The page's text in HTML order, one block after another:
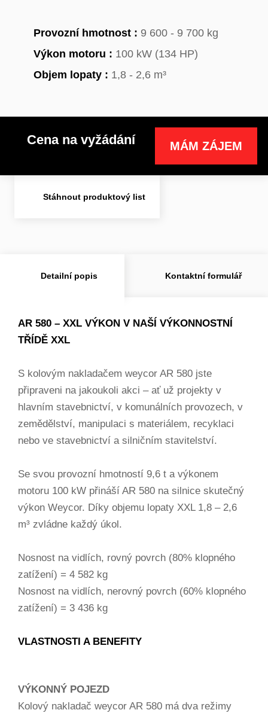
Provozní hmotnost : 9 600 - 9 700 kg
Výkon motoru : 100 kW (134 HP)
Objem lopaty : 1,8 - 2,6 m³
Cena na vyžádání MÁM ZÁJEM
Stáhnout produktový list
Detailní popis Kontaktní formulář
AR 580 – XXL VÝKON V NAŠÍ VÝKONNOSTNÍ
TŘÍDĚ XXL
S kolovým nakladačem weycor AR 580 jste
připraveni na jakoukoli akci – ať už projekty v
hlavním stavebnictví, v komunálních provozech, v
zemědělství, manipulaci s materiálem, recyklaci
nebo ve stavebnictví a silničním stavitelství.
Se svou provozní hmotností 9,6 t a výkonem
motoru 100 kW přináší AR 580 na silnice skutečný
výkon Weycor. Díky objemu lopaty XXL 1,8 – 2,6
m³ zvládne každý úkol.
Nosnost na vidlích, rovný povrch (80% klopného
zatížení) = 4 582 kg
Nosnost na vidlích, nerovný povrch (60% klopného
zatížení) = 3 436 kg
VLASTNOSTI A BENEFITY
VÝKONNÝ POJEZD
Kolový nakladač weycor AR 580 má dva režimy